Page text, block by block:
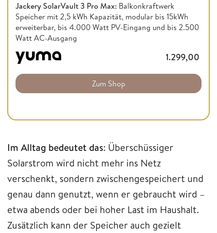
Jackery SolarVault 3 Pro Max: Balkonkraftwerk
Speicher mit 2,5 kWh Kapazität, modular bis 15kWh
erweiterbar, bis 4.000 Watt PV-Eingang und bis 2.500
Watt AC-Ausgang
1.299,00
Zum Shop
Im Alltag bedeutet das: Überschüssiger
Solarstrom wird nicht mehr ins Netz
verschenkt, sondern zwischengespeichert und
genau dann genutzt, wenn er gebraucht wird –
etwa abends oder bei hoher Last im Haushalt.
Zusätzlich kann der Speicher auch gezielt